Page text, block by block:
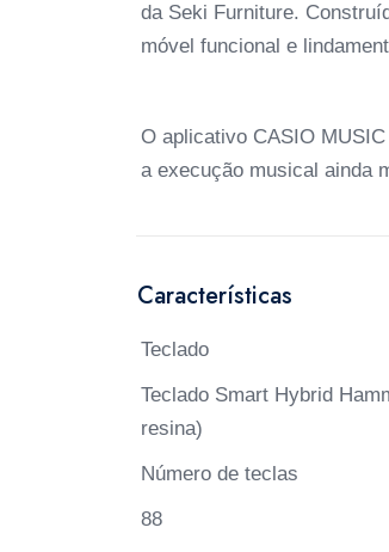
da Seki Furniture.
móvel funcional e
O aplicativo CASIO
a execução musical ainda
Características
Teclado
Teclado Smart Hybrid
resina)
Número de teclas
88